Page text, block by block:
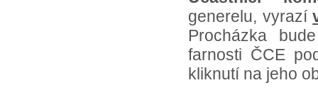
generelu, vyrazí
Procházka
farnosti ČCE
kliknutí na jeho